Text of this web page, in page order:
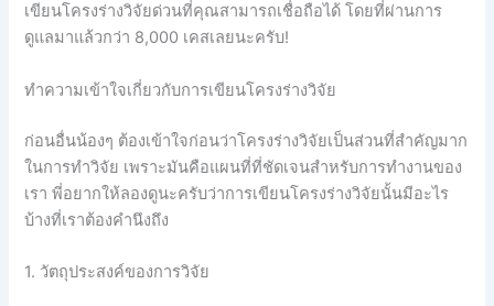
เขียนโครงร่างวิจัยด่วนที่คุณสามารถเชื่อถือได้ โดยที่ผ่านการ
ดูแลมาแล้วกว่า 8,000 เคสเลยนะครับ!
ทำความเข้าใจเกี่ยวกับการเขียนโครงร่างวิจัย
ก่อนอื่นน้องๆ ต้องเข้าใจก่อนว่าโครงร่างวิจัยเป็นส่วนที่สำคัญมาก
ในการทำวิจัย เพราะมันคือแผนที่ที่ชัดเจนสำหรับการทำงานของ
เรา พี่อยากให้ลองดูนะครับว่าการเขียนโครงร่างวิจัยนั้นมีอะไร
บ้างที่เราต้องคำนึงถึง
1. วัตถุประสงค์ของการวิจัย